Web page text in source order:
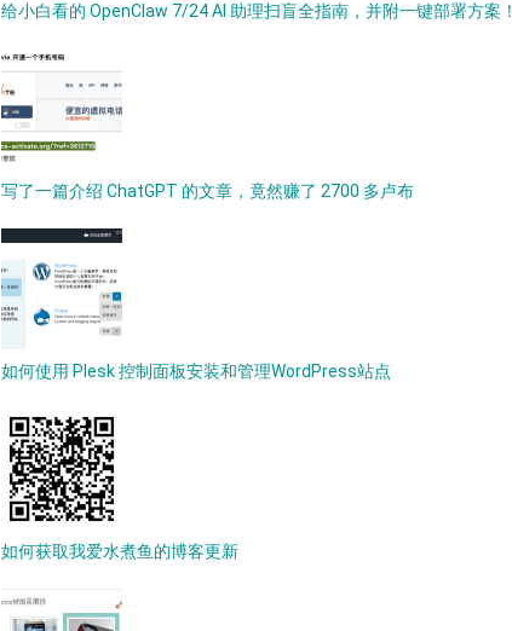
给小白看的 OpenClaw 7/24 AI 助理扫盲全指南，并附一键部署方案！
写了一篇介绍 ChatGPT 的文章，竟然赚了 2700 多卢布
如何使用 Plesk 控制面板安装和管理WordPress站点
如何获取我爱水煮鱼的博客更新